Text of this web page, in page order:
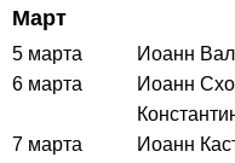
Март
5 марта Иоанн
6 марта
Иоанн
7 марта
Иоанн